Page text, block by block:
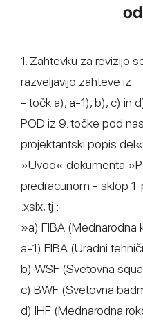
1. Zahtevku za revizijo
razveljavijo zahteve iz:
- točk a), a-1), b), c) in
POD iz 9. točke pod
projektantski popis
»Uvod« dokumenta
predracunom - sklop
.xslx, tj.:
»a) FIBA (Mednarodna
a-1) FIBA (Uradni
b) WSF (Svetovna
c) BWF (Svetovna
d) IHF (Mednarodna